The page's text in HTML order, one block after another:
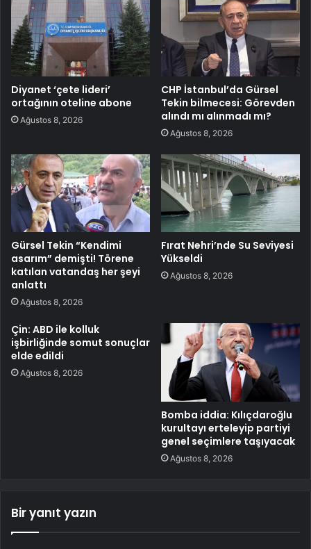
Diyanet ‘çete lideri’
ortağının oteline abone
Ağustos 8, 2026
CHP İstanbul’da Gürsel
Tekin bilmecesi: Görevden
alındı mı alınmadı mı?
Ağustos 8, 2026
Gürsel Tekin “Kendimi
asarım” demişti! Törene
katılan vatandaş her şeyi
anlattı
Ağustos 8, 2026
Fırat Nehri’nde Su Seviyesi
Yükseldi
Ağustos 8, 2026
Çin: ABD ile kolluk
işbirliğinde somut sonuçlar
elde edildi
Ağustos 8, 2026
Bomba iddia: Kılıçdaroğlu
kurultayı erteleyip partiyi
genel seçimlere taşıyacak
Ağustos 8, 2026
Bir yanıt yazın